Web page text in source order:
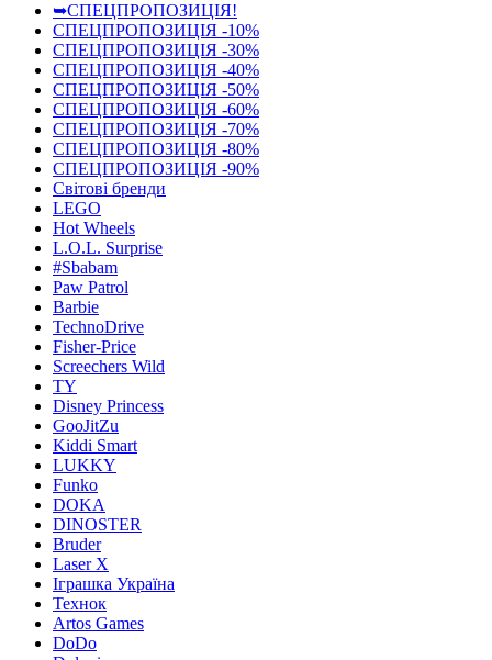
➥СПЕЦПРОПОЗИЦІЯ!
СПЕЦПРОПОЗИЦІЯ -10%
СПЕЦПРОПОЗИЦІЯ -30%
СПЕЦПРОПОЗИЦІЯ -40%
СПЕЦПРОПОЗИЦІЯ -50%
СПЕЦПРОПОЗИЦІЯ -60%
СПЕЦПРОПОЗИЦІЯ -70%
СПЕЦПРОПОЗИЦІЯ -80%
СПЕЦПРОПОЗИЦІЯ -90%
Світові бренди
LEGO
Hot Wheels
L.O.L. Surprise
#Sbabam
Paw Patrol
Barbie
TechnoDrive
Fisher-Price
Screechers Wild
TY
Disney Princess
GooJitZu
Kiddi Smart
LUKKY
Funko
DOKA
DINOSTER
Bruder
Laser X
Іграшка Україна
Технок
Artos Games
DoDo